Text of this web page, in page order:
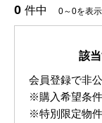
0 件中 0～0を表示
該
会員登録で非
※購入希望条
※特別限定物